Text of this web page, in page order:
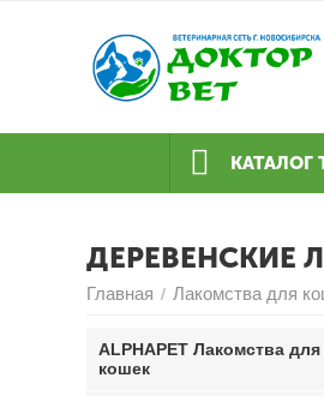
КАТАЛОГ
ДЕРЕВЕНСКИЕ
Главная / Лакомства для
ALPHAPET Лакомства для
кошек